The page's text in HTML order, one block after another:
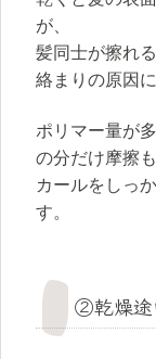
が、
髪同士が擦れ
絡まりの原因
ポリマー量が
の分だけ摩擦
カールをしっ
す。
②乾燥途